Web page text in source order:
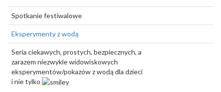
Spotkanie festiwalowe
Eksperymenty z wodą
Seria ciekawych, prostych, bezpiecznych, a
zarazem niezwykle widowiskowych
eksperymentów/pokazów z wodą dla dzieci
i nie tylko